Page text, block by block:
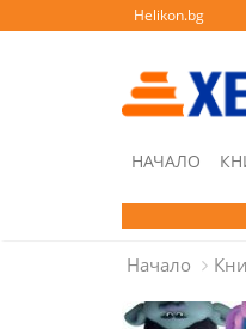
Helikon.bg
НАЧАЛО
Начало